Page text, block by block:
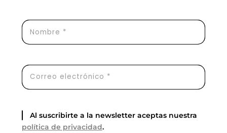
Al suscribirte a la newsletter aceptas nuestra
política de privacidad.